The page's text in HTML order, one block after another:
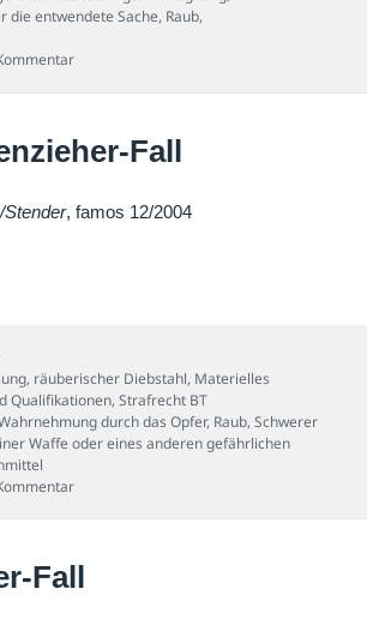
die entwendete Sache, Raub,
zu Karton-Fall
Fall
Stender, famos 12/2004
räuberischer Diebstahl, Materielles
Qualifikationen,Strafrecht BT
durch das Opfer, Raub,Schwerer
Waffe oder eines anderen gefährlichen
zu Schraubenzieher-Fall
Fall